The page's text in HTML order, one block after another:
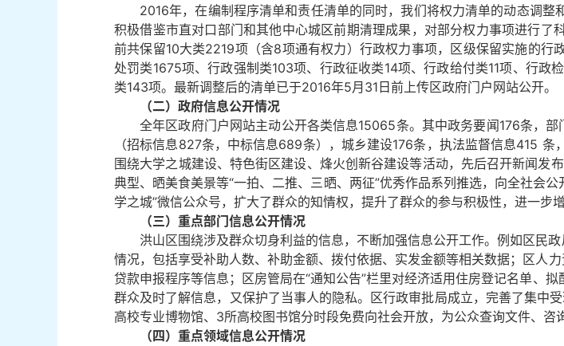
2016年，在编制程序清单和责任清单的同时，我们将权力清单的动态调
积极借鉴市直对口部门和其他中心城区前期清理成果，对部分权力事项进行
前共保留10大类2219项（含8项通有权力）行政权力事项，区级保留实施的
处罚类1675项、行政强制类103项、行政征收类14项、行政给付类11项、行
类143项。最新调整后的清单已于2016年5月31日前上传区政府门户网站公开。
（二）政府信息公开情况
全年区政府门户网站主动公开各类信息15065条。其中政务要闻176条，
（招标信息827条，中标信息689条），城乡建设176条，执法监督信息415
围绕大学之城建设、特色街区建设、烽火创新谷建设等活动，先后召开新闻发
典型、晒美食美景等“一拍、二推、三晒、两征”优秀作品系列推选，向全社会
学之城”微信公众号，扩大了群众的知情权，提升了群众的参与积极性，进一步
（三）重点部门信息公开情况
洪山区围绕涉及群众切身利益的信息，不断加强信息公开工作。例如区民
情况，包括享受补助人数、补助金额、拨付依据、实发金额等相关数据；区人
贷款申报程序等信息；区房管局在“通知公告”栏里对经济适用住房登记名单、
群众及时了解信息，又保护了当事人的隐私。区行政审批局成立，完善了集中
高校专业博物馆、3所高校图书馆分时段免费向社会开放，为公众查询文件、咨
（四）重点领域信息公开情况